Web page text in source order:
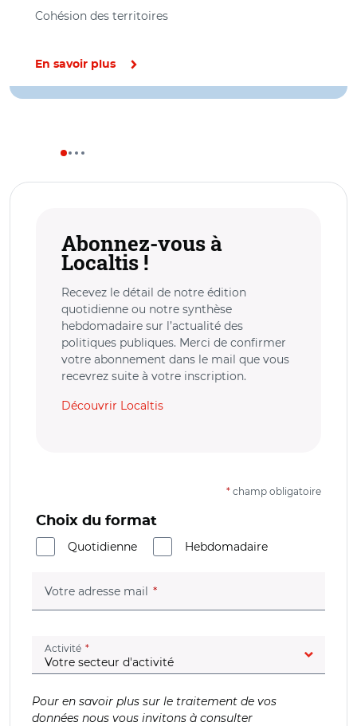
Cohésion des territoires
En savoir plus
Abonnez-vous à
Localtis !
Recevez le détail de notre édition
quotidienne ou notre synthèse
hebdomadaire sur l’actualité des
politiques publiques. Merci de confirmer
votre abonnement dans le mail que vous
recevrez suite à votre inscription.
Découvrir Localtis
* champ obligatoire
Choix du format
Quotidienne
Hebdomadaire
Votre adresse mail (champ obligatoire)
Activité (champ obligatoire)
Pour en savoir plus sur le traitement de vos
données nous vous invitons à consulter